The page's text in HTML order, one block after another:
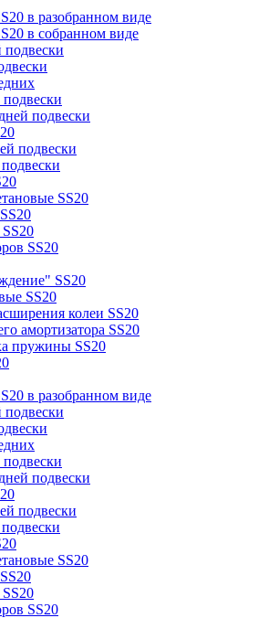
в разобранном виде
в собранном виде
подвески
подвески
SS20
SS20
SS20
SS20
колеи SS20
амортизатора SS20
пружины SS20
в разобранном виде
подвески
подвески
SS20
SS20